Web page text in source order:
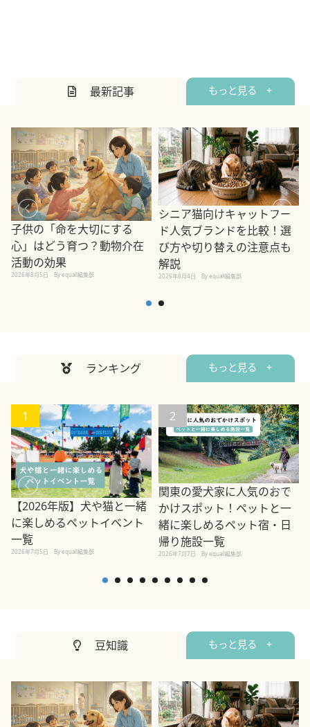
最新記事 もっと見る +
子供の「命を大切にする
心」はどう育つ？動物介在
活動の効果
2026年8月5日 By equall編集部
シニア猫向けキャットフー
ド人気ブランドを比較！選
び方や切り替えの注意点も
解説
2026年8月4日 By equall編集部
ランキング もっと見る +
1
【2026年版】犬や猫と一緒
に楽しめるペットイベント
一覧
2026年7月5日 By equall編集部
2
関東の愛犬家に人気のおで
かけスポット！ペットと一
緒に楽しめるペット宿・日
帰り施設一覧
2026年7月7日 By equall編集部
豆知識 もっと見る +